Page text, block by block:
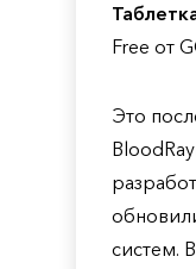
Free от
Это
систем.